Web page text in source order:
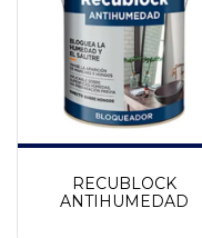
RECUBLOCK
ANTIHUMEDAD